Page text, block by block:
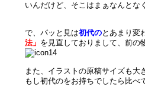
いんだけど、そこはまぁなんとな
で、パッと見は初代のとあまり変
法」 を見直しておりまして、前の
また、イラストの原稿サイズも大
もし初代のをお持ちでしたら比べ